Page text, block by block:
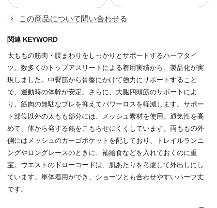
この商品について問い合わせる
関連 KEYWORD
太ももの筋肉・腰まわりをしっかりとサポートするハーフタイ
ツ。数多くのトップアスリートによる着用実績から、製品化が実
現しました。中臀筋から骨盤にかけて強力にサポートすること
で、運動時の体幹が安定。さらに、大腿四頭筋のサポートによ
り、筋肉の無駄なブレを抑えてパワーロスを軽減します。サポー
ト部位以外の太もも部分には、メッシュ素材を使用。通気性を高
めて、体から発する熱をこもらせにくくしています。両ももの外
側にはメッシュのカーゴポケットを配しており、トレイルランニ
ングやロングレースのときに、補給食などを入れておくのに重
宝。ウエストのドローコードは、肌あたりを考慮して外出しにし
ています。単体着用ができ、ショーツとも合わせやすいハーフ丈
です。